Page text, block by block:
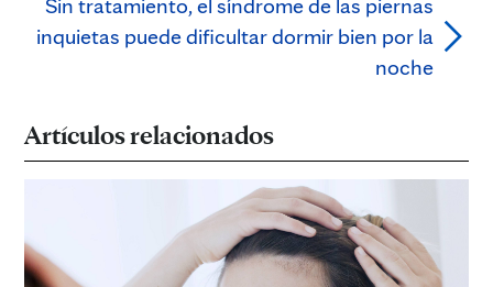
inquietas puede dificultar dormir bien por la
noche
Artículos relacionados